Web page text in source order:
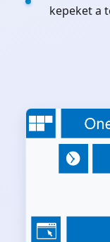
kepeket a